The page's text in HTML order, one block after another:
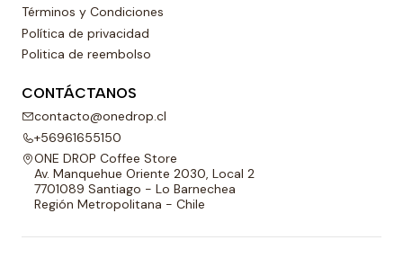
Términos y Condiciones
Política de privacidad
Politica de reembolso
CONTÁCTANOS
contacto@onedrop.cl
+56961655150
ONE DROP Coffee Store
Av. Manquehue Oriente 2030, Local 2
7701089 Santiago - Lo Barnechea
Región Metropolitana - Chile